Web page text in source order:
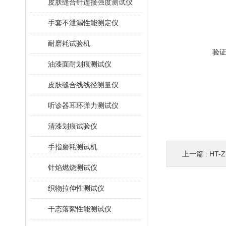
皮肤缝合针连接强度测试仪
手套不泄漏性能测定仪
耐磨耗试验机
油漆面耐划痕测试仪
皮肤缝合线线径测量仪
听诊器耳环弹力测试仪
清漆划痕试验仪
手指磨耗测试机
针焰燃烧测试仪
织物拉伸性测试仪
干态落絮性能测试仪
验
上一篇 : HT-